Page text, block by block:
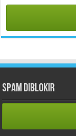
Spam Diblokir